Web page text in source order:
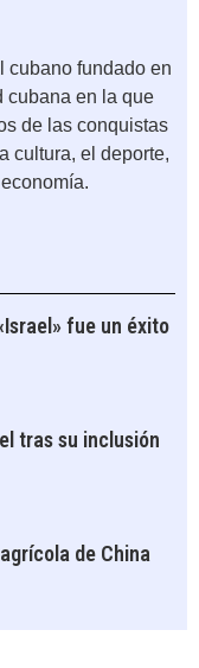
cubano fundado en
cubana en la que
de las conquistas
cultura, el deporte,
fue un éxito
tras su inclusión
de China